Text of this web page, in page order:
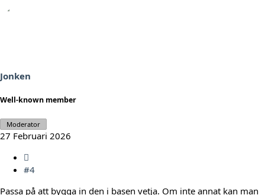
Jonken
Well-known member
Moderator
27 Februari 2026
#4
Passa på att bygga in den i basen vetja. Om inte annat kan man